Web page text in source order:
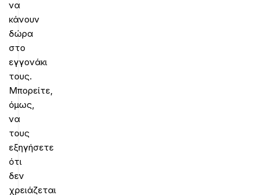
να
κάνουν
δώρα
στο
εγγονάκι
τους.
Μπορείτε,
όμως,
να
τους
εξηγήσετε
ότι
δεν
χρειάζεται